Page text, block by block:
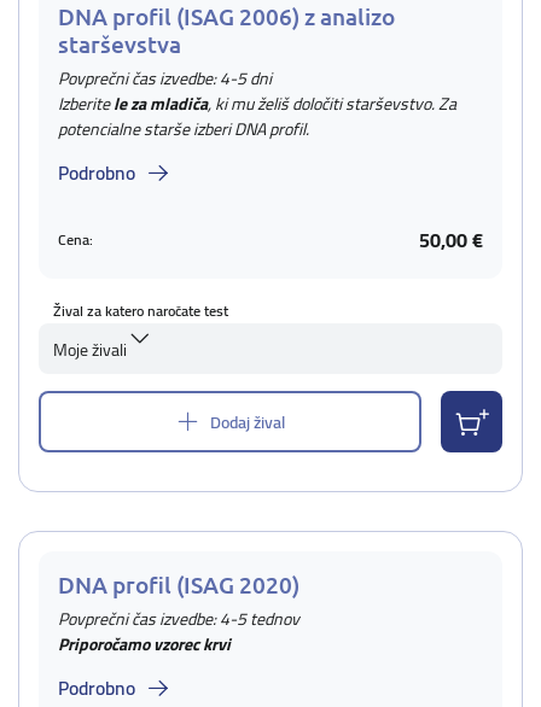
DNA profil (ISAG 2006) z analizo
starševstva
Povprečni čas izvedbe: 4-5 dni
Izberitele za mladiča, ki mu želiš določiti starševstvo. Za
potencialne starše izberi DNA profil.
Podrobno
Cena: 50,00 €
Žival za katero naročate test
Moje živali
Dodaj žival
DNA profil (ISAG 2020)
Povprečni čas izvedbe: 4-5 tednov
Priporočamo vzorec krvi
Podrobno